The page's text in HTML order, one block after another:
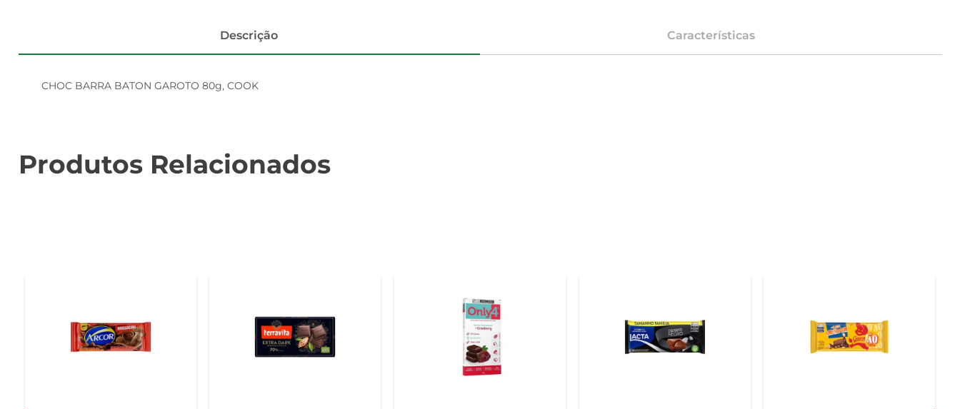
Descrição Características
CHOC BARRA BATON GAROTO 80g, COOK
Produtos Relacionados